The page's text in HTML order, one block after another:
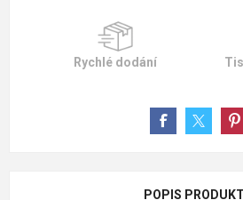
Rychlé dodání
POPIS